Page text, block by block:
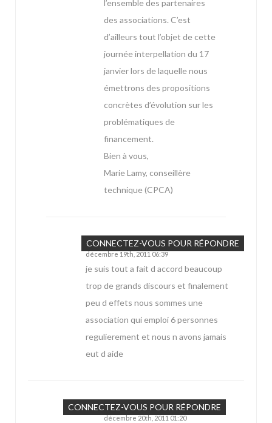
l’ensemble des partenaires
des associations. C’est
d’ailleurs tout l’objet de cette
journée interpellation du 17
janvier lors de laquelle nous
émettrons des propositions
concrètes d’évolution sur les
problématiques de
financement.
Bien à vous,
Marie Lamy, conseillère
technique (CPCA)
Jarry
décembre 19th, 2011 06:39
CONNECTEZ-VOUS POUR RÉPONDRE
je suis tout a fait d accord beaucoup
trop de grands discours et finalement
peu d effets nous sommes une
association qui emploi 6 personnes
regulierement et nous n avons jamais
eut d aide
Marie
décembre 20th, 2011 01:20
CONNECTEZ-VOUS POUR RÉPONDRE